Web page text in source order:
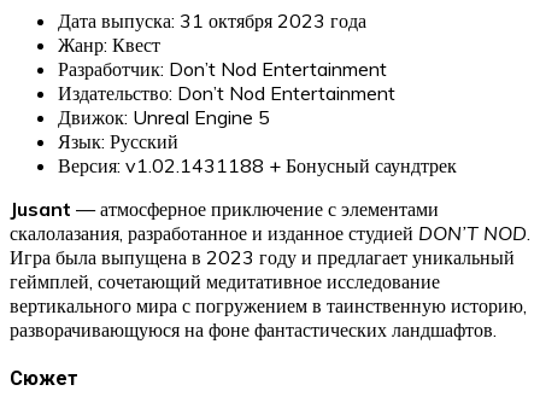
Дата выпуска: 31 октября 2023 года
Жанр: Квест
Разработчик: Don’t Nod Entertainment
Издательство: Don’t Nod Entertainment
Движок: Unreal Engine 5
Язык: Русский
Версия: v1.02.1431188 + Бонусный саундтрек
Jusant — атмосферное приключение с элементами
скалолазания, разработанное и изданное студией DON’T NOD
Игра была выпущена в 2023 году и предлагает уникальный
геймплей, сочетающий медитативное исследование
вертикального мира с погружением в таинственную историю,
разворачивающуюся на фоне фантастических ландшафтов.
Сюжет